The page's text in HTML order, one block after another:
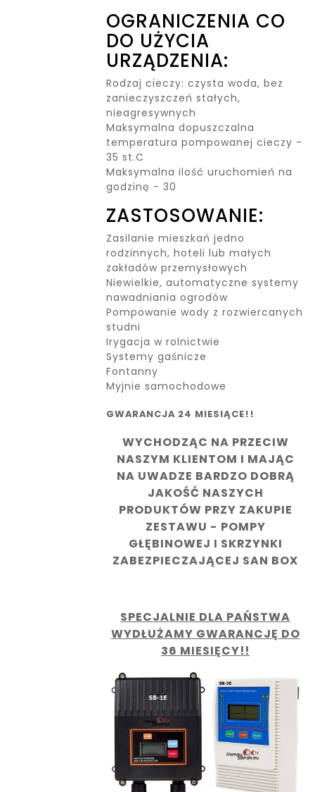
OGRANICZENIA CO
DO UŻYCIA
URZĄDZENIA:
Rodzaj cieczy: czysta woda, bez
zanieczyszczeń stałych,
nieagresywnych
Maksymalna dopuszczalna
temperatura pompowanej cieczy -
35 st.C
Maksymalna ilość uruchomień na
godzinę - 30
ZASTOSOWANIE:
Zasilanie mieszkań jedno
rodzinnych, hoteli lub małych
zakładów przemysłowych
Niewielkie, automatyczne systemy
nawadniania ogrodów
Pompowanie wody z rozwiercanych
studni
Irygacja w rolnictwie
Systemy gaśnicze
Fontanny
Myjnie samochodowe
GWARANCJA 24 MIESIĄCE!!
WYCHODZĄC NA PRZECIW
NASZYM KLIENTOM I MAJĄC
NA UWADZE BARDZO DOBRĄ
JAKOŚĆ NASZYCH
PRODUKTÓW PRZY ZAKUPIE
ZESTAWU - POMPY
GŁĘBINOWEJ I SKRZYNKI
ZABEZPIECZAJĄCEJ SAN BOX
SPECJALNIE DLA PAŃSTWA
WYDŁUŻAMY GWARANCJĘ DO
36 MIESIĘCY!!